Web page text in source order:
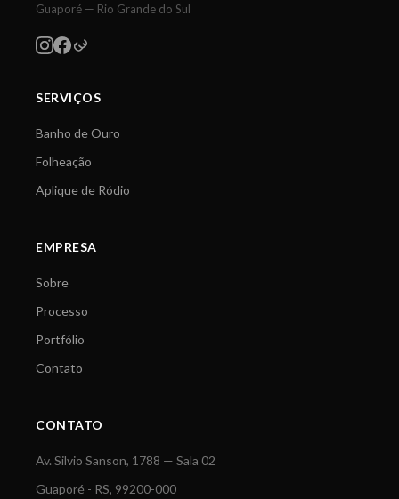
Guaporé — Rio Grande do Sul
SERVIÇOS
Banho de Ouro
Folheação
Aplique de Ródio
EMPRESA
Sobre
Processo
Portfólio
Contato
CONTATO
Av. Silvio Sanson, 1788 — Sala 02
Guaporé - RS, 99200-000